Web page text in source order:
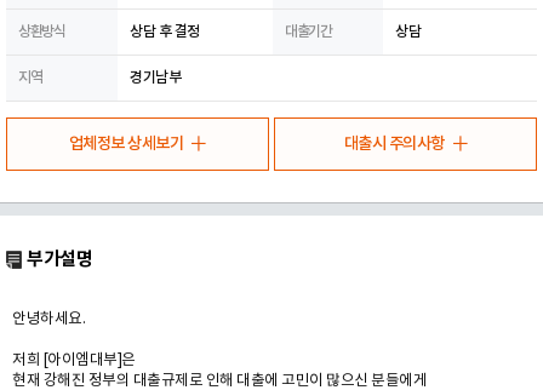
상환방식 상담 후 결정 대출기간 상담
지역 경기남부
업체정보 상세보기 대출시 주의사항
부가설명
안녕하세요.
저희 [아이엠대부]은
현재 강해진 정부의 대출규제로 인해 대출에 고민이 많으신 분들에게